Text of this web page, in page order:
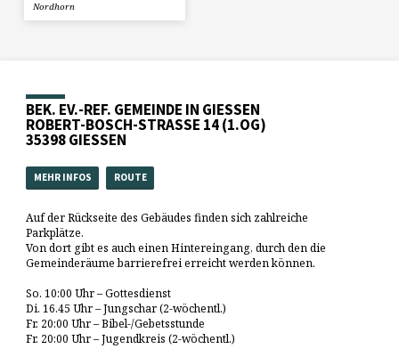
Nordhorn
BEK. EV.-REF. GEMEINDE IN GIESSEN
ROBERT-BOSCH-STRASSE 14 (1.OG)
35398 GIESSEN
MEHR INFOS ROUTE
Auf der Rückseite des Gebäudes finden sich zahlreiche
Parkplätze.
Von dort gibt es auch einen Hintereingang, durch den die
Gemeinderäume barrierefrei erreicht werden können.
So. 10:00 Uhr – Gottesdienst
Di. 16.45 Uhr – Jungschar (2-wöchentl.)
Fr. 20:00 Uhr – Bibel-/Gebetsstunde
Fr. 20:00 Uhr – Jugendkreis (2-wöchentl.)